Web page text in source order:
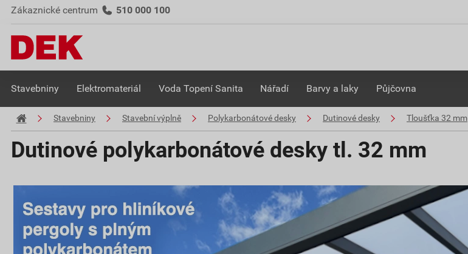
Zákaznické centrum 510 000 100
Stavebniny Elektromateriál Voda Topení Sanita Nářadí Barvy a laky Půjčovna
Stavebniny Stavební výplně Polykarbonátové desky Dutinové desky Tloušťka 32 mm
Dutinové polykarbonátové desky tl. 32 mm